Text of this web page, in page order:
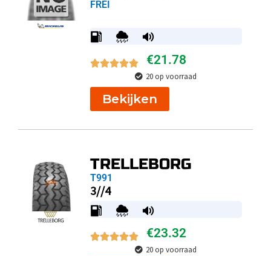
FREI
€21.78
20 op voorraad
Bekijken
TRELLEBORG
T991
3//4
€23.32
20 op voorraad